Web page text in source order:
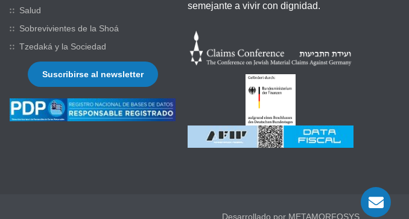
Salud
Sobrevivientes de la Shoá
Tzedaká y la Sociedad
Suscribirse al newsletter
semejante a vivir con dignidad.
Desarrollado por METAMORFOSYS